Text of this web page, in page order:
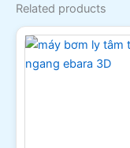
Related products